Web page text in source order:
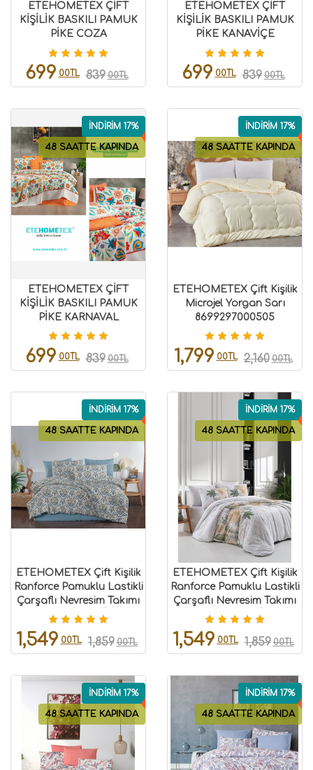
ETEHOMETEX ÇİFT
KİŞİLİK BASKILI PAMUK
PİKE COZA
8696474231840
699 00TL 839 00TL
ETEHOMETEX ÇİFT
KİŞİLİK BASKILI PAMUK
PİKE KANAVİÇE
8696474231841
699 00TL 839 00TL
48 SAATTE KAPINDA
İNDİRİM 17%
ETEHOMETEX ÇİFT
KİŞİLİK BASKILI PAMUK
PİKE KARNAVAL
8696474231845
699 00TL 839 00TL
48 SAATTE KAPINDA
İNDİRİM 17%
ETEHOMETEX Çift Kişilik
Microjel Yorgan Sarı
8699297000505
1,799 00TL 2,160 00TL
48 SAATTE KAPINDA
İNDİRİM 17%
ETEHOMETEX Çift Kişilik
Ranforce Pamuklu Lastikli
Çarşaflı Nevresim Takımı
AKSU MAVİ
1,549 00TL 1,859 00TL
48 SAATTE KAPINDA
İNDİRİM 17%
ETEHOMETEX Çift Kişilik
Ranforce Pamuklu Lastikli
Çarşaflı Nevresim Takımı
ALENA YEŞİL
1,549 00TL 1,859 00TL
48 SAATTE KAPINDA
İNDİRİM 17%
48 SAATTE KAPINDA
İNDİRİM 17%